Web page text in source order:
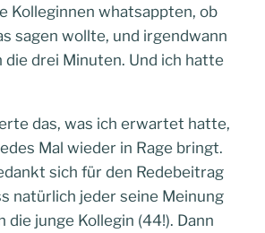
Kolleginnen whatsappten, ob
sagen wollte, und irgendwann
die drei Minuten. Und ich hatte
das, was ich erwartet hatte,
Mal wieder in Rage bringt.
sich für den Redebeitrag
natürlich jeder seine Meinung
die junge Kollegin (44!). Dann